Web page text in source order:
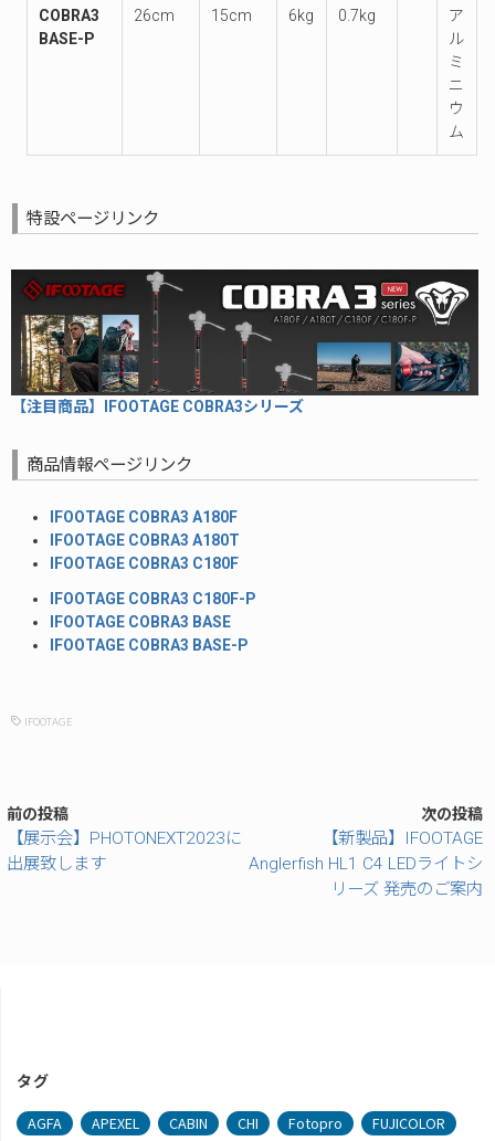
COBRA3
BASE-P
26cm 15cm 6kg 0.7kg
ア
ル
ミ
ニ
ウ
ム
特設ページリンク
【注目商品】IFOOTAGE COBRA3シリーズ
商品情報ページリンク
IFOOTAGE COBRA3 A180F
IFOOTAGE COBRA3 A180T
IFOOTAGE COBRA3 C180F
IFOOTAGE COBRA3 C180F-P
IFOOTAGE COBRA3 BASE
IFOOTAGE COBRA3 BASE-P
IFOOTAGE
前の投稿
【展示会】PHOTONEXT2023に
出展致します
次の投稿
【新製品】IFOOTAGE
Anglerfish HL1 C4 LEDライトシ
リーズ 発売のご案内
タグ
AGFA APEXEL CABIN CHI Fotopro
FUJICOLOR